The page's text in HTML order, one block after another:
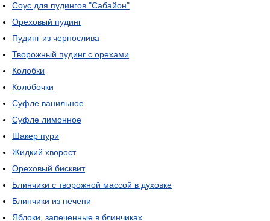
Соус для пудингов "Сабайон"
Ореховый пудинг
Пудинг из чернослива
Творожный пудинг с орехами
Колобки
Колобочки
Суфле ванильное
Суфле лимонное
Шакер пури
Жидкий хворост
Ореховый бисквит
Блинчики с творожной массой в духовке
Блинчики из печени
Яблоки, запеченные в блинчиках